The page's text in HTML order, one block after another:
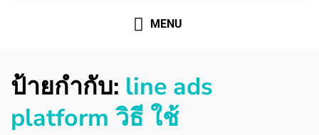
MENU
ป้ายกำกับ: line ads
platform วิธี ใช้